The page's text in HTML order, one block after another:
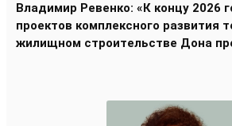
Владимир Ревенко: «К концу 2026
проектов комплексного развития
жилищном строительстве Дона